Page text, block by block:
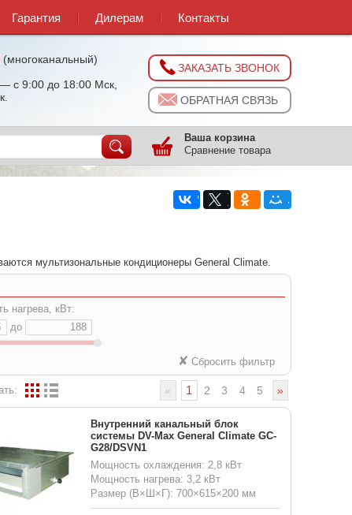
Гарантия Дилерам Контакты
(многоканальный)
с 9:00 до 18:00 Мск,
ЗАКАЗАТЬ ЗВОНОК
ОБРАТНАЯ СВЯЗЬ
Ваша корзина
Сравнение товара
мультизональные кондиционеры General Climate.
нагрева, кВт:
до
✘ Сбросить фильтр
« 1 2 3 4 5 »
Внутренний канальный блок
системы DV-Max General Climate GC-
G28/DSVN1
Мощность охлаждения: 2,8 кВт
Мощность нагрева: 3,2 кВт
Размер (В×Ш×Г): 700×615×200 мм